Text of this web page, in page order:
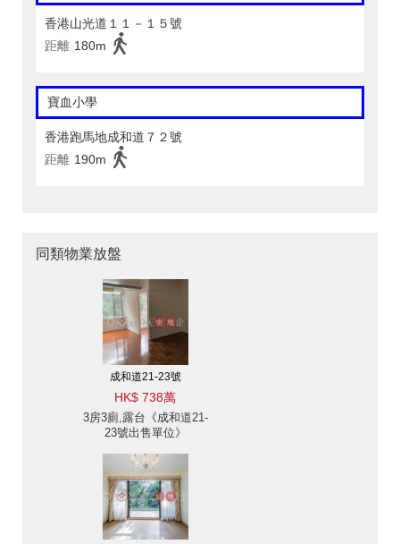
香港山光道１１－１５號
距離 180m
寶血小學
香港跑馬地成和道７２號
距離 190m
同類物業放盤
成和道21-23號
HK$ 738萬
3房3廁,露台《成和道21-
23號出售單位》